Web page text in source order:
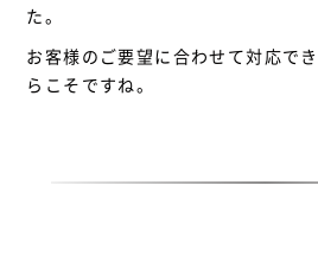
た。
お客様のご要望に合わせて対応で
らこそですね。